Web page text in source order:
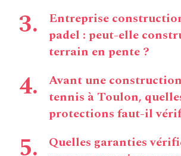
Entreprise
padel : peut-elle
terrain en pente ?
Avant une
tennis à Toulon,
protections faut-il
Quelles garanties